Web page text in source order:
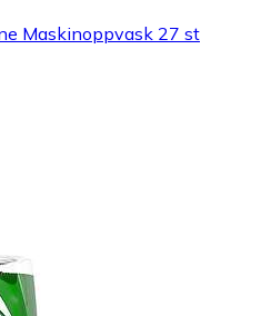
Maskinoppvask 27 st